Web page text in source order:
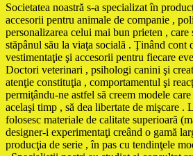
Societatea noastră s-a specializat în
accesorii pentru animale de companie ,
personalizarea celui mai bun prieten , care
stăpânul său la viaţa socială . Ţinând cont
vestimentaţie şi accesorii pentru fiecare
Doctori veterinari , psihologi canini şi
atenţie constituţia , comportamentul şi
permiţându-ne astfel să creem modele
acelaşi timp , să dea libertate de mişcare .
folosesc materiale de calitate superioară
designer-i experimentaţi creând o gamă
producţia de serie , în pas cu tendinţele